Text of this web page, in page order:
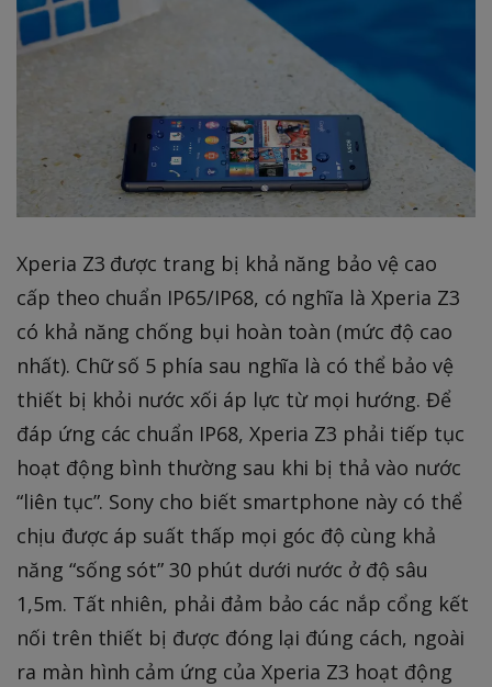
Xperia Z3 được trang bị khả năng bảo vệ cao
cấp theo chuẩn IP65/IP68, có nghĩa là Xperia Z3
có khả năng chống bụi hoàn toàn (mức độ cao
nhất). Chữ số 5 phía sau nghĩa là có thể bảo vệ
thiết bị khỏi nước xối áp lực từ mọi hướng. Để
đáp ứng các chuẩn IP68, Xperia Z3 phải tiếp tục
hoạt động bình thường sau khi bị thả vào nước
“liên tục”. Sony cho biết smartphone này có thể
chịu được áp suất thấp mọi góc độ cùng khả
năng “sống sót” 30 phút dưới nước ở độ sâu
1,5m. Tất nhiên, phải đảm bảo các nắp cổng kết
nối trên thiết bị được đóng lại đúng cách, ngoài
ra màn hình cảm ứng của Xperia Z3 hoạt động